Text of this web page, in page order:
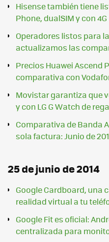
Hisense también tiene
Phone, dualSIM y con 4G
Operadores listos para
actualizamos las
Precios Huawei Ascend
comparativa con
Movistar garantiza que
y con LG G Watch de
Comparativa de Banda
sola factura: Junio de
25 de junio de 2014
Google Cardboard, una
realidad virtual a tu
Google Fit es oficial:
centralizada para